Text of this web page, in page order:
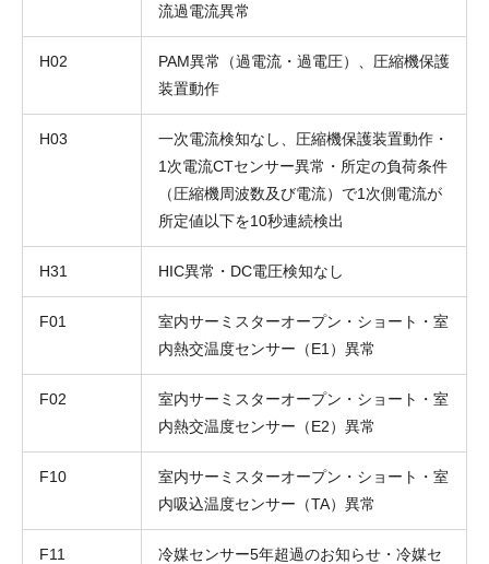
流過電流異常
H02
PAM異常（過電流・過電圧）、圧縮機保護
装置動作
H03
一次電流検知なし、圧縮機保護装置動作・
1次電流CTセンサー異常・所定の負荷条件
（圧縮機周波数及び電流）で1次側電流が
所定値以下を10秒連続検出
H31 HIC異常・DC電圧検知なし
F01
室内サーミスターオープン・ショート・室
内熱交温度センサー（E1）異常
F02
室内サーミスターオープン・ショート・室
内熱交温度センサー（E2）異常
F10
室内サーミスターオープン・ショート・室
内吸込温度センサー（TA）異常
F11
冷媒センサー5年超過のお知らせ・冷媒セ